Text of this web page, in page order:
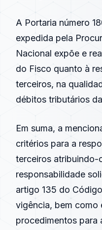
A Portaria número
expedida pela
Nacional expõe e
do Fisco quanto à
terceiros, na
débitos tributários
Em suma, a
critérios para a
terceiros atribuindo-
responsabilidade
artigo 135 do
vigência, bem como
procedimentos para